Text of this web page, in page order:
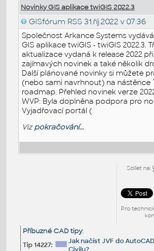
Novinky GIS aplikace twiGIS 2022.3
GISfórum RSS 31.říj.2022 v 07:36
Společnost Arkance Systems
GIS aplikace twiGIS - twiGIS 2022.3.
aktualizace vydaná k release 2022
zajímavých novinek a také několik
Další plánované novinky si můžete
(nebo sami navrhnout) na nástěnce
roadmap. Přehled novinek verze
WVP: Byla doplněna podpora pro
Vyjadřovací portál (
Viz pokračování...
Sdílet na:
Pro
Příbuzné CAD tipy:
Tip 14227:
Jak načíst JVF do
Civilu?